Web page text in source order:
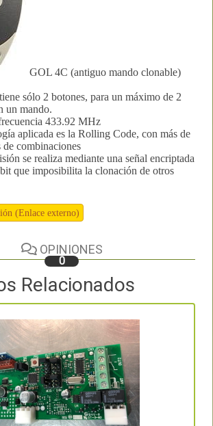
GOL 4C (antiguo mando clonable)
sólo 2 botones, para un máximo de 2
un mando.
433.92 MHz
aplicada es la Rolling Code, con más de
combinaciones
se realiza mediante una señal encriptada
que imposibilita la clonación de otros
(Enlace externo)
OPINIONES
0
Relacionados